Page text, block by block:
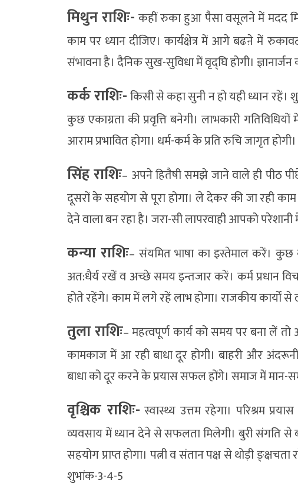
मिथुन राशिः- कहीं रुका हुआ पैसा वसूलने में मदद
काम पर ध्यान दीजिए। कार्यक्षेत्र में आगे बढऩे में
संभावना है। दैनिक सुख-सुविधा में वृद्घि होगी।
कर्क राशिः-किसी से कहा सुनी न हो यही ध्यान रहें।
कुछ एकाग्रता की प्रवृत्ति बनेगी। लाभकारी
आराम प्रभावित होगा। धर्म-कर्म के प्रति रुचि जागृत
सिंह राशिः– अपने हितैषी समझे जाने वाले ही पीठ
दूसरों के सहयोग से पूरा होगा। ले देकर की जा रही
देने वाला बन रहा है। जरा-सी लापरवाही आपको
कन्या राशिः– संयमित भाषा का इस्तेमाल करें। कुछ
अत:धैर्य रखें व अच्छे समय इन्तजार करें। कर्म प्रधान
होते रहेंगे। काम में लगे रहें लाभ होगा। राजकीय कार्यों
तुला राशिः– महत्वपूर्ण कार्य को समय पर बना लें तो
कामकाज में आ रही बाधा दूर होगी। बाहरी और
बाधा को दूर करने के प्रयास सफल होंगे। समाज में मान-
वृश्चिक राशिः- स्वास्थ्य उत्तम रहेगा। परिश्रम
व्यवसाय में ध्यान देने से सफलता मिलेगी। बुरी संगति से
सहयोग प्राप्त होगा। पत्नी व संतान पक्ष से थोड़ी
शुभांक-3-4-5